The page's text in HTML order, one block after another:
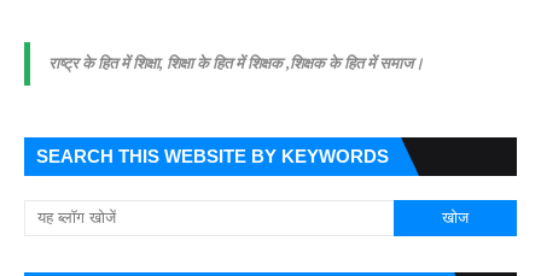
राष्ट्र के हित में शिक्षा, शिक्षा के हित में शिक्षक ,शिक्षक के हित में समाज।
SEARCH THIS WEBSITE BY KEYWORDS